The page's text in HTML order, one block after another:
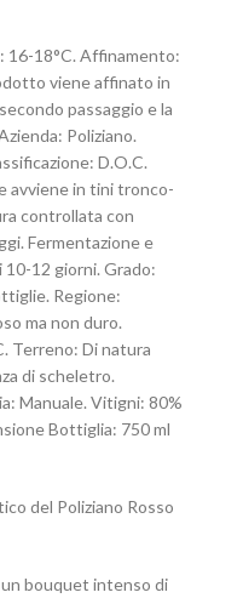
16-18°C. Affinamento:
viene affinato in
passaggio e la
Poliziano.
D.O.C.
avviene in tini tronco-
controllata con
Fermentazione e
10-12 giorni. Grado:
Regione:
ma non duro.
Terreno: Di natura
di scheletro.
Manuale. Vitigni: 80%
Bottiglia: 750 ml
del Poliziano Rosso
bouquet intenso di